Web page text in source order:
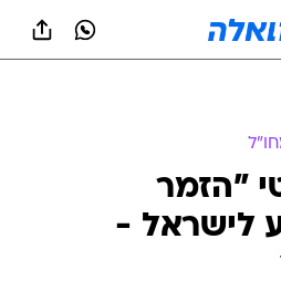
"הזמר
לישראל -